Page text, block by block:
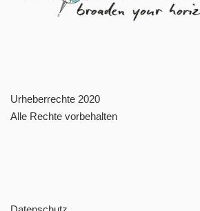
Urheberrechte 2020
Alle Rechte vorbehalten